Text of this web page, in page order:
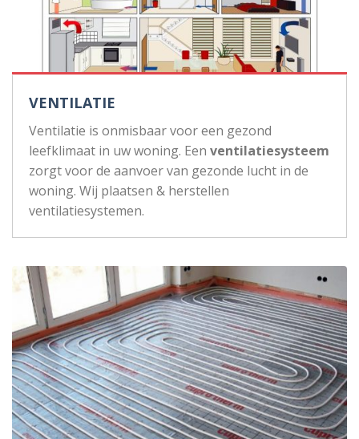
VENTILATIE
Ventilatie is onmisbaar voor een gezond
leefklimaat in uw woning. Een ventilatiesysteem
zorgt voor de aanvoer van gezonde lucht in de
woning. Wij plaatsen & herstellen
ventilatiesystemen.